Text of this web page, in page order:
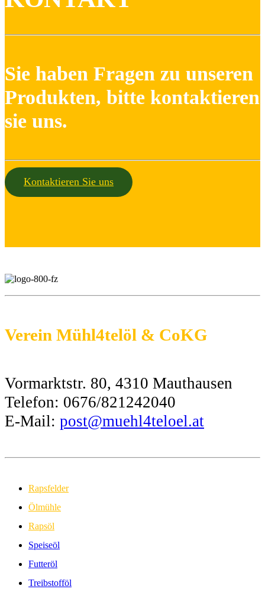
Sie haben Fragen zu unseren
Produkten, bitte kontaktieren
sie uns.
Kontaktieren Sie uns
Verein Mühl4telöl & CoKG
Vormarktstr. 80, 4310 Mauthausen
Telefon: 0676/821242040
E-Mail: post@muehl4teloel.at
Rapsfelder
Ölmühle
Rapsöl
Speiseöl
Futteröl
Treibstofföl